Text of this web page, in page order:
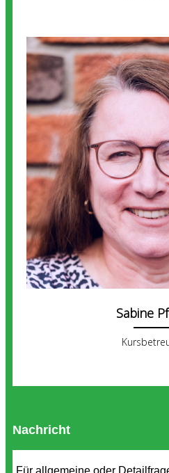
Sabine
Nachricht
Für allgemeine oder